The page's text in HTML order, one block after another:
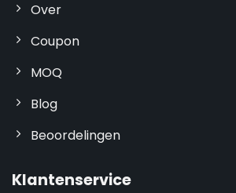
Over
Coupon
MOQ
Blog
Beoordelingen
Klantenservice